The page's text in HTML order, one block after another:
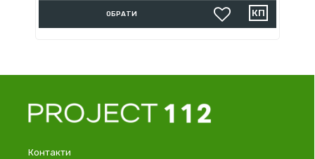
ОБРАТИ
Контакти